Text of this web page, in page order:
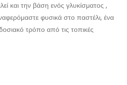
και την βάση ενός γλυκίσματος ,
φυσικά στο παστέλι, ένα
τρόπο από τις τοπικές